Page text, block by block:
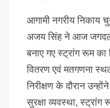
आगामी नगरीय निकाय
अजय सिंह ने आज
बनाए गए स्ट्रांग रूम का
वितरण एवं मतगणना
निरीक्षण के दौरान
सुरक्षा व्यवस्था, स्ट्रांग